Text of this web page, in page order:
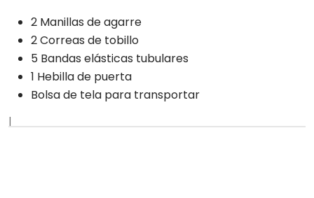
2 Manillas de agarre
2 Correas de tobillo
5 Bandas elásticas tubulares
1 Hebilla de puerta
Bolsa de tela para transportar
|